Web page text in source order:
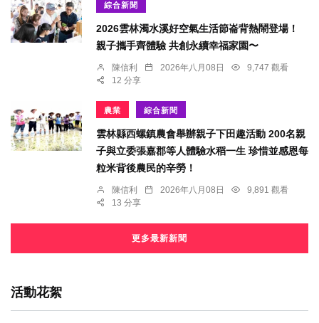
綜合新聞
2026雲林濁水溪好空氣生活節崙背熱鬧登場！
親子攜手齊體驗 共創永續幸福家園〜
陳信利 2026年八月08日
9,747 觀看
12 分享
農業 綜合新聞
雲林縣西螺鎮農會舉辦親子下田趣活動 200名親
子與立委張嘉郡等人體驗水稻一生 珍惜並感恩每
粒米背後農民的辛勞！
陳信利 2026年八月08日
9,891 觀看
13 分享
更多最新新聞
活動花絮